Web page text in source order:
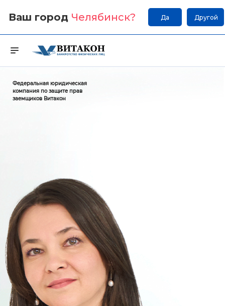
Ваш город Челябинск? Да Другой
Федеральная юридическая
компания по защите прав
заемщиков Витакон